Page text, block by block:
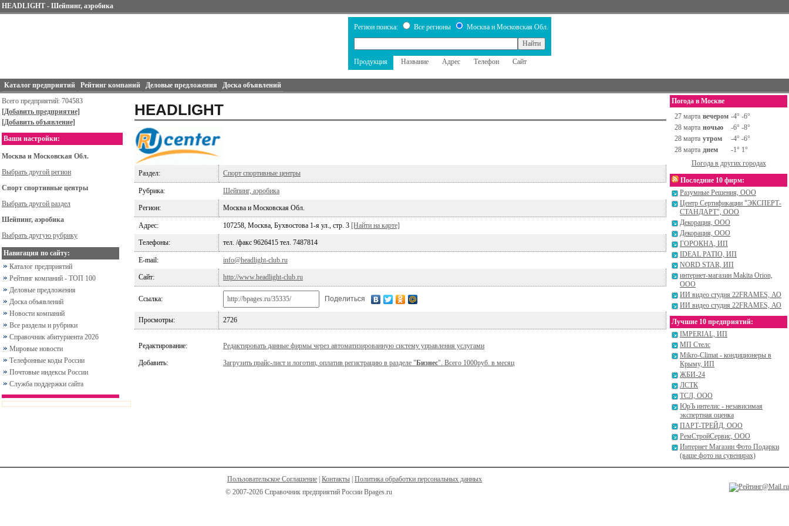
HEADLIGHT - Шейпинг, аэробика
Регион поиска: Все регионы Москва и Московская Обл.
Продукция Название Адрес Телефон Сайт
Каталог предприятий Рейтинг компаний Деловые предложения
Доска объявлений
Всего предприятий: 704583
[Добавить предприятие]
[Добавить объявление]
Ваши настройки:
Москва и Московская Обл.
Выбрать другой регион
Спорт спортивные центры
Выбрать другой раздел
Шейпинг, аэробика
Выбрать другую рубрику
Навигация по сайту:
Каталог предприятий
Рейтинг компаний - ТОП 100
Деловые предложения
Доска объявлений
Новости компаний
Все разделы и рубрики
Справочник абитуриента 2026
Мировые новости
Телефонные коды России
Почтовые индексы России
Служба поддержки сайта
HEADLIGHT
Раздел: Спорт спортивные центры
Рубрика: Шейпинг, аэробика
Регион: Москва и Московская Обл.
Адрес: 107258, Москва, Бухвостова 1-я ул., стр. 3 [Найти на карте]
Телефоны: тел. /факс 9626415 тел. 7487814
E-mail: info@headlight-club.ru
Сайт: http://www.headlight-club.ru
Ссылка: Поделиться
Просмотры: 2726
Редактирование: Редактировать данные фирмы через автоматизированную систему управления услугами
Добавить: Загрузить прайс-лист и логотип, оплатив регистрацию в разделе "Бизнес". Всего 1000руб. в месяц
Погода в Москве
27 марта вечером -4° -6°
28 марта ночью
-6° -8°
28 марта утром
-4° -6°
28 марта днем
-1° 1°
Погода в других городах
Последние 10 фирм:
Разумные Решения, ООО
Центр Сертификации "ЭКСПЕРТ-
СТАНДАРТ", ООО
Декорация, ООО
Декорация, ООО
ГОРОКНА, ИП
IDEAL PATIO, ИП
NORD STAR, ИП
интернет-магазин Makita Orion,
ООО
ИИ видео студия 22FRAMES, АО
ИИ видео студия 22FRAMES, АО
Лучшие 10 предприятий:
IMPERIAL, ИП
МП Стелс
Mikro-Climat - кондиционеры в
Крыму, ИП
ЖБИ-24
ЛСТК
ТСЛ, ООО
ЮрЪ интелис - независимая
экспертная оценка
ПАРТ-ТРЕЙД, ООО
РемСтройСервис, ООО
Интернет Магазин Фото Подарки
(ваше фото на сувенирах)
Пользовательское Соглашение Контакты Политика обработки персональных данных
© 2007-2026 Справочник предприятий России Bpages.ru